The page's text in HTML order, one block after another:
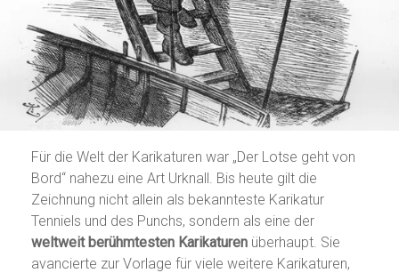
Für die Welt der Karikaturen war „Der Lotse geht von
Bord“ nahezu eine Art Urknall. Bis heute gilt die
Zeichnung nicht allein als bekannteste Karikatur
Tenniels und des Punchs, sondern als eine der
weltweit berühmtesten Karikaturenüberhaupt. Sie
avancierte zur Vorlage für viele weitere Karikaturen,